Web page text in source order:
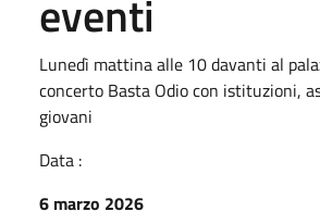
eventi
Lunedì mattina alle 10 davanti al
concerto Basta Odio con istituzioni,
giovani
Data :
6 marzo 2026